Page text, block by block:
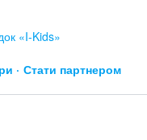
«I-Kids»
Стати партнером